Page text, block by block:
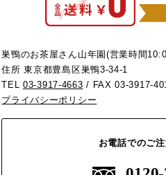
巣鴨のお茶屋さん山年園(営業時間
住所 東京都豊島区巣鴨3-34-1
TEL03-3917-4663 / FAX 03-3917-
プライバシーポリシー
お電話でのご